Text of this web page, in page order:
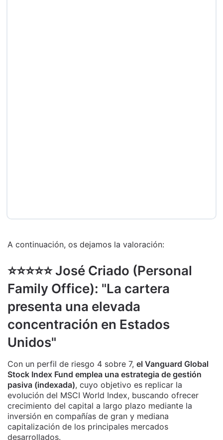
A continuación, os dejamos la valoración:
⭐️⭐️⭐️⭐️⭐️ José Criado (Personal
Family Office): "La cartera
presenta una elevada
concentración en Estados
Unidos"
Con un perfil de riesgo 4 sobre 7, el Vanguard Global
Stock Index Fund emplea una estrategia de gestión
pasiva (indexada), cuyo objetivo es replicar la
evolución del MSCI World Index, buscando ofrecer
crecimiento del capital a largo plazo mediante la
inversión en compañías de gran y mediana
capitalización de los principales mercados
desarrollados.